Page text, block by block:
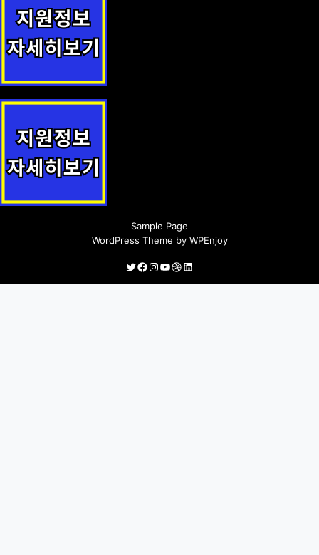
Sample Page
WordPress Theme by WPEnjoy
Twitter
Facebook
Instagram
YouTube
Dribbble
LinkedIn